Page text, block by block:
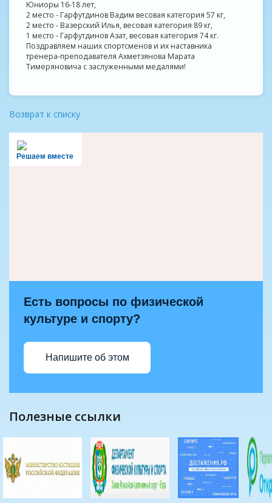
Юниоры 16-18 лет,
2 место - Гарфутдинов Вадим весовая категория 57 кг,
2 место - Вазерский Илья, весовая категория 89 кг,
1 место - Гарфутдинов Азат, весовая категория 74 кг.
Поздравляем наших спортсменов и их наставника
тренера-преподавателя Ахметзянова Марата
Тимеряновича с заслуженными медалями!
Возврат к списку
Решаем вместе
Есть вопросы по физической
культуре и спорту?
Напишите об этом
полезные ссылки